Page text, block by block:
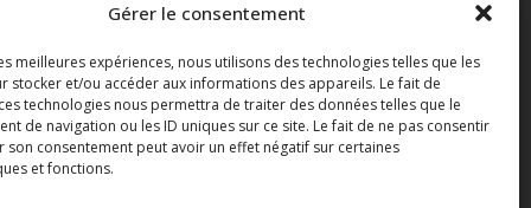
Gérer le consentement
meilleures expériences, nous utilisons des technologies telles que les
stocker et/ou accéder aux informations des appareils. Le fait de
technologies nous permettra de traiter des données telles que le
de navigation ou les ID uniques sur ce site. Le fait de ne pas consentir
son consentement peut avoir un effet négatif sur certaines
et fonctions.